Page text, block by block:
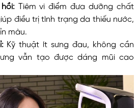
Tiêm vi điểm đưa dưỡng chất
điều trị tình trạng da thiếu nước,
màu.
Kỹ thuật ít sưng đau, không cần
vẫn tạo được dáng mũi cao